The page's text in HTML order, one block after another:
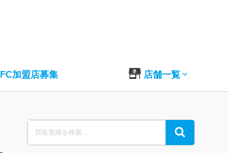
FC加盟店募集 店舗一覧
Search
for:
Search